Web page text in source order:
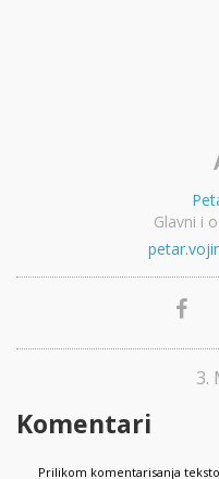
Glavni i
3.
Komentari
Prilikom komentarisanja